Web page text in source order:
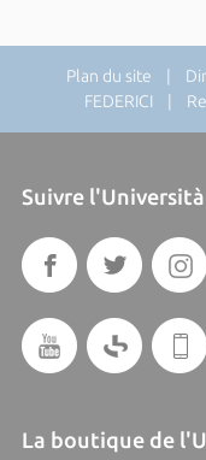
Plan du site |
FEDERICI |
Suivre
La boutique de